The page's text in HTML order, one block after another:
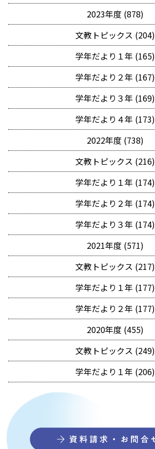
2023年度 (878)
文教トピックス (204)
学年だより１年 (165)
学年だより２年 (167)
学年だより３年 (169)
学年だより４年 (173)
2022年度 (738)
文教トピックス (216)
学年だより１年 (174)
学年だより２年 (174)
学年だより３年 (174)
2021年度 (571)
文教トピックス (217)
学年だより１年 (177)
学年だより２年 (177)
2020年度 (455)
文教トピックス (249)
学年だより１年 (206)